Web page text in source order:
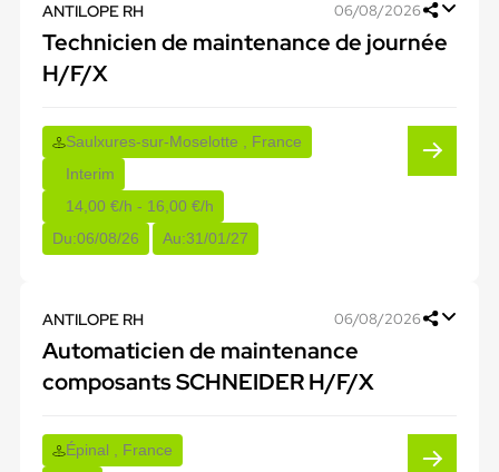
ANTILOPE RH 06/08/2026
Technicien de maintenance de journée
H/F/X
Saulxures-sur-Moselotte , France
Interim
14,00 €/h - 16,00 €/h
Du:06/08/26 Au:31/01/27
ANTILOPE RH 06/08/2026
Automaticien de maintenance
composants SCHNEIDER H/F/X
Épinal , France